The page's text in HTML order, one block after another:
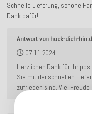
Schnelle Lieferung, schöne
Dank dafür!
Antwort von hock-dich-
07.11.2024
Herzlichen Dank für Ihr
Sie mit der schnellen
zufrieden sind. Viel